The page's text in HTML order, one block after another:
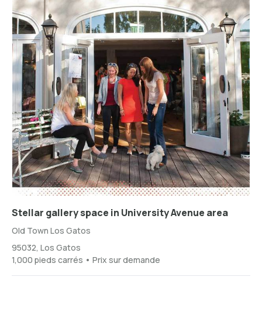
Stellar gallery space in University Avenue area
Old Town Los Gatos
95032, Los Gatos
1,000 pieds carrés • Prix sur demande